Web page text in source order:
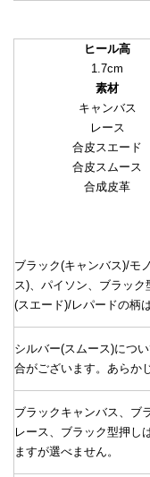
ヒール高
1.7cm
素材
キャンバス
レース
合皮スエード
合皮スムース
合成皮革
ブラック(キャンバス)/モ
ス)、パイソン、ブラッ
(スエード)/レパードの柄
シルバー(スムース)につ
合がございます。あらか
ブラックキャンバス、ブ
レース、ブラック型押し
ますが選べません。